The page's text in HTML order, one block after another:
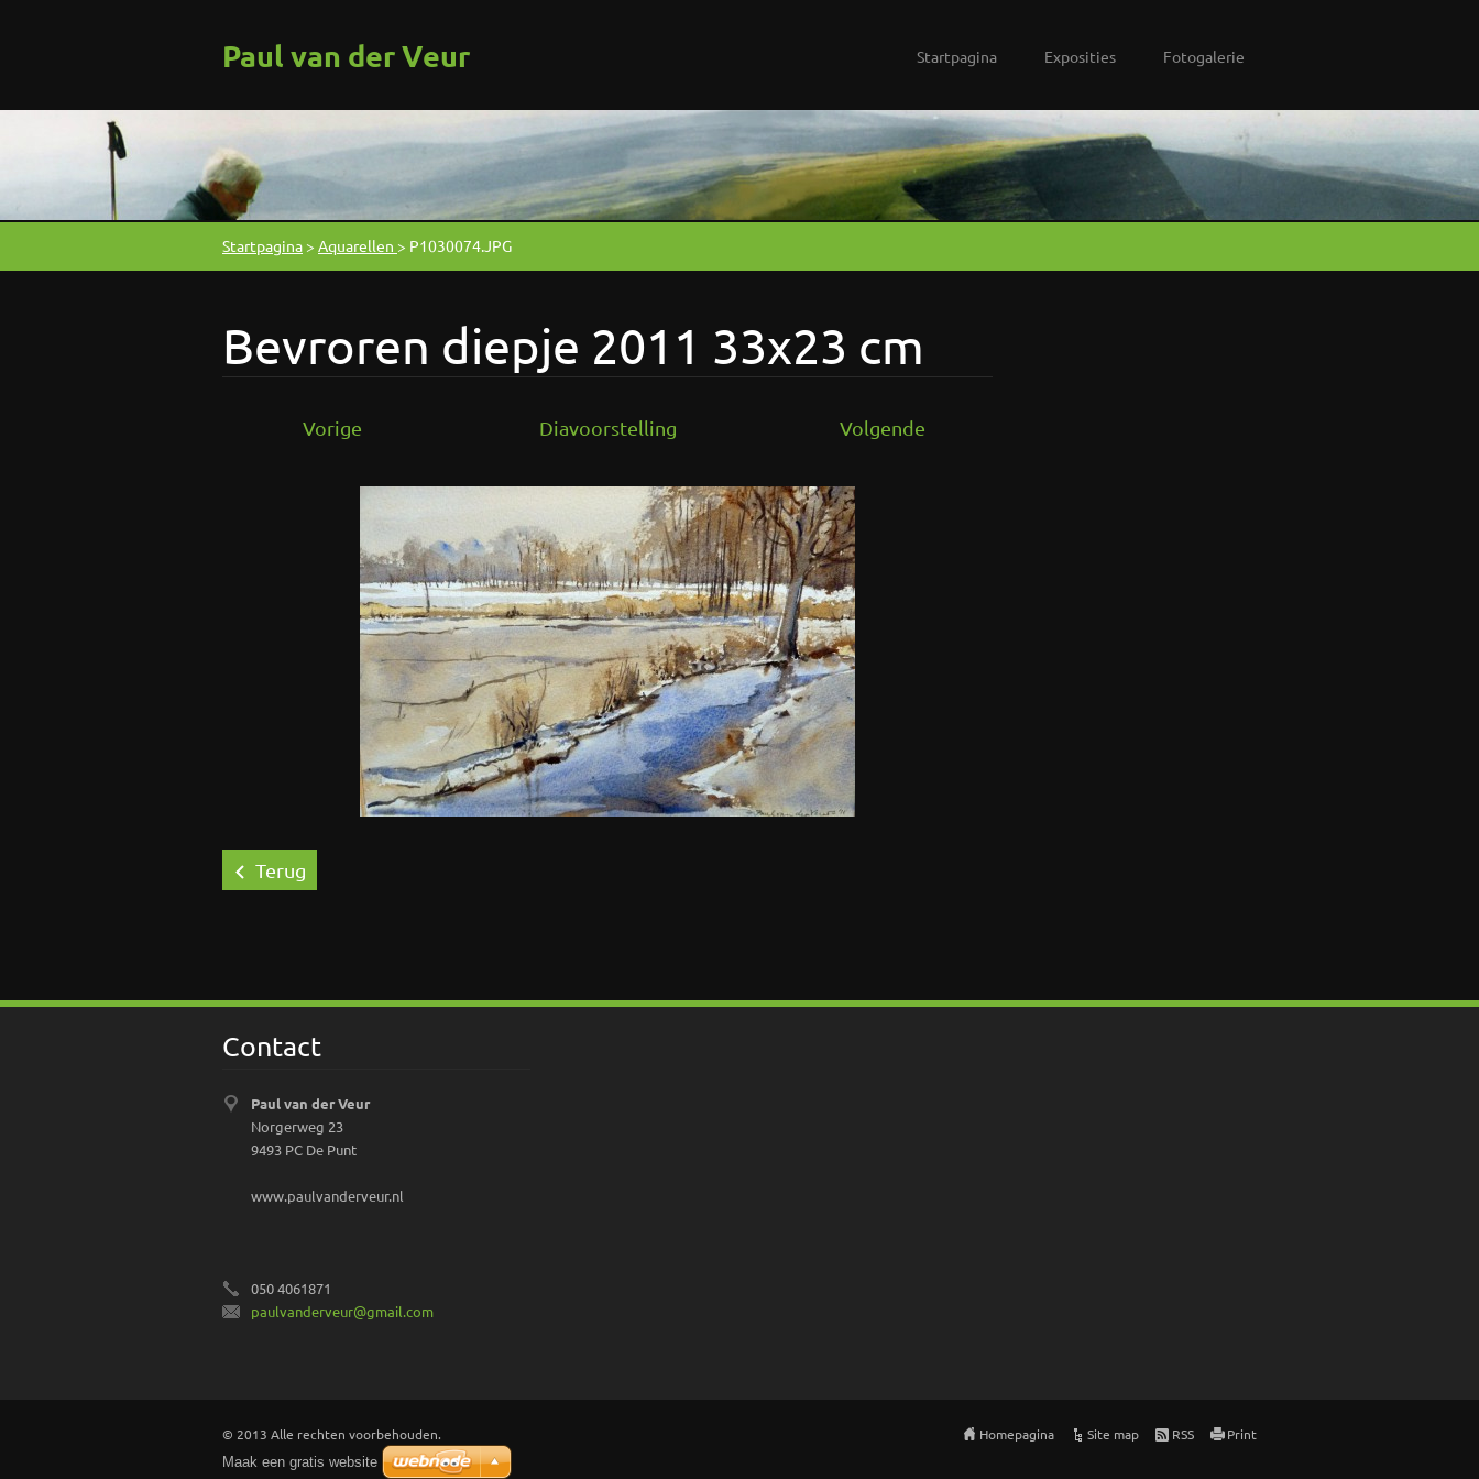
Paul van der Veur Startpagina Exposities Fotogalerie
Startpagina > Aquarellen > P1030074.JPG
Bevroren diepje 2011 33x23 cm
Vorige Diavoorstelling Volgende
Terug
Contact
Paul van der Veur
Norgerweg 23
9493 PC De Punt
www.paulvanderveur.nl
050 4061871
paulvanderveur@gmail.com
© 2013 Alle rechten voorbehouden. Homepagina Site map RSS Print
Maak een gratis website